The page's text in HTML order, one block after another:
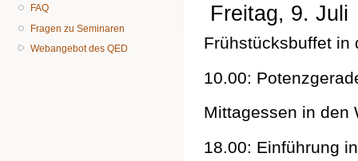
FAQ
Fragen zu Seminaren
Webangebot des QED
Freitag, 9. Juli
Frühstücksbuffet in
10.00:
Mittagessen in den
18.00: Einführung